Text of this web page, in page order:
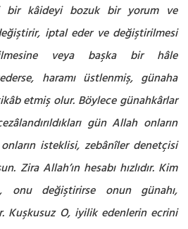
bir kâideyi bozuk bir yorum ve
iptal eder ve değiştirilmesi
veya başka bir hâle
haramı üstlenmiş, günaha
etmiş olur. Böylece günahkârlar
gün Allah onların
isteklisi, zebânîler denetçisi
Zira Allah’ın hesabı hızlıdır. Kim
onu değiştirirse onun günahı,
Kuşkusuz O, iyilik edenlerin ecrini